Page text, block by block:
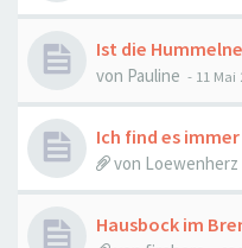
Ist die
von Pauline - 11 Mai
Ich find es
von Loewenherz
Hausbock im